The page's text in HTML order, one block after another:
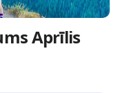
Aprīlis